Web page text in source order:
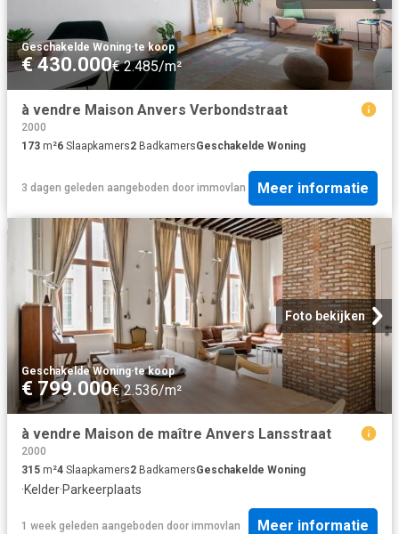
Geschakelde Woning·te koop
€ 430.000€ 2.485/m²
à vendre Maison Anvers Verbondstraat
2000
173 m²6 Slaapkamers2 BadkamersGeschakelde Woning
3 dagen geleden aangeboden door immovlan Meer informatie
Foto bekijken
Geschakelde Woning·te koop
€ 799.000€ 2.536/m²
à vendre Maison de maître Anvers Lansstraat
2000
315 m²4 Slaapkamers2 BadkamersGeschakelde Woning
·Kelder·Parkeerplaats
1 week geleden aangeboden door immovlan Meer informatie